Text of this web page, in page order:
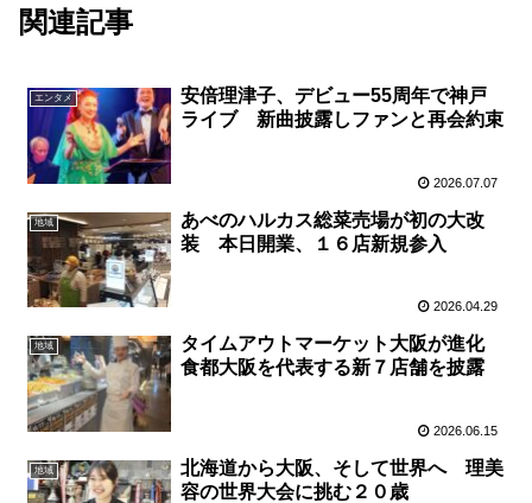
関連記事
エンタメ
安倍理津子、デビュー55周年で神戸
ライブ 新曲披露しファンと再会約束
2026.07.07
地域
あべのハルカス総菜売場が初の大改
装 本日開業、１６店新規参入
2026.04.29
地域
タイムアウトマーケット大阪が進化
食都大阪を代表する新７店舗を披露
2026.06.15
地域
北海道から大阪、そして世界へ 理美
容の世界大会に挑む２０歳